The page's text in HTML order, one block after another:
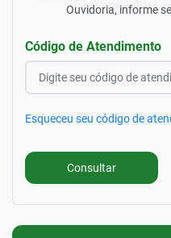
Ouvidoria, informe
Código de Atendimento
Esqueceu seu código de
Consultar